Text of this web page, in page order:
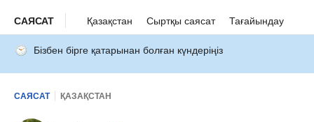
САЯСАТ Қазақстан Сыртқы саясат Тағайындау
Бізбен бірге қатарынан болған күндеріңіз
САЯСАТ ҚАЗАҚСТАН